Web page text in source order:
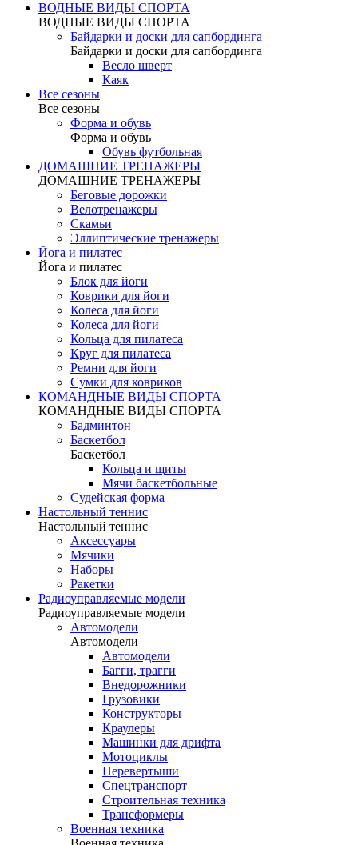
ВОДНЫЕ ВИДЫ СПОРТА
ВОДНЫЕ ВИДЫ СПОРТА
Байдарки и доски для сапбординга
Байдарки и доски для сапбординга
Весло шверт
Каяк
Все сезоны
Все сезоны
Форма и обувь
Форма и обувь
Обувь футбольная
ДОМАШНИЕ ТРЕНАЖЕРЫ
ДОМАШНИЕ ТРЕНАЖЕРЫ
Беговые дорожки
Велотренажеры
Скамьи
Эллиптические тренажеры
Йога и пилатес
Йога и пилатес
Блок для йоги
Коврики для йоги
Колеса для йоги
Колеса для йоги
Кольца для пилатеса
Круг для пилатеса
Ремни для йоги
Сумки для ковриков
КОМАНДНЫЕ ВИДЫ СПОРТА
КОМАНДНЫЕ ВИДЫ СПОРТА
Бадминтон
Баскетбол
Баскетбол
Кольца и щиты
Мячи баскетбольные
Судейская форма
Настольный теннис
Настольный теннис
Аксессуары
Мячики
Наборы
Ракетки
Радиоуправляемые модели
Радиоуправляемые модели
Автомодели
Автомодели
Автомодели
Багги, трагги
Внедорожники
Грузовики
Конструкторы
Краулеры
Машинки для дрифта
Мотоциклы
Перевертыши
Спецтранспорт
Строительная техника
Трансформеры
Военная техника